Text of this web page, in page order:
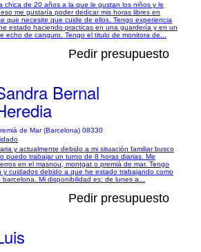
chica de 20 años a la que le gustan los niños y le
me gustaría poder dedicar mis horas libres en
que necesite que cuide de ellos. Tengo experiencia
estado haciendo practicas en una guardería y en un
echo de canguro. Tengo el titulo de monitora de...
Pedir presupuesto
Bernal
de Mar (Barcelona) 08330
y actualmente debido a mi situación familiar busco
puedo trabajar un turno de 8 horas diarias. Me
en el masnou, montgat o premià de mar. Tengo
y cuidados debido a que he estado trabajando como
Mi disponibilidad es: de lunes a...
Pedir presupuesto